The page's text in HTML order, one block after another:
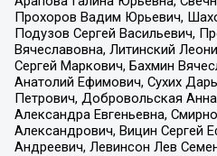
Прохоров Вадим Юрьевич,
Подузов Сергей Васильевич,
Вячеславовна, Литинский
Сергей Маркович, Бахмин
Анатолий Ефимович, Сухих
Петрович, Добровольская
Александра Евгеньевна,
Александрович, Вицин Сергей
Андреевич, Левинсон Лев